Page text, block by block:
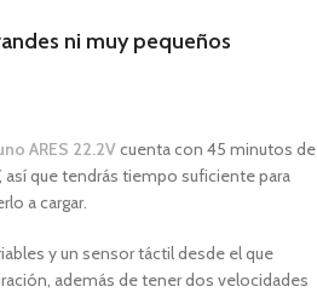
ni muy pequeños
ARES 22.2Vcuenta con 45 minutos de
, así que tendrás tiempo suficiente para
a cargar.
y un sensor táctil desde el que
además de tener dos velocidades